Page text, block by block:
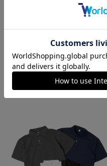
ハバハンク HAV-A-HANK バンダ
ナ アメリカ製 トラディショナル
ペイズリーTHE BANDANNA COM